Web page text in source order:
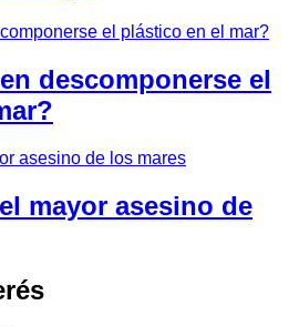
descomponerse el
mayor asesino de